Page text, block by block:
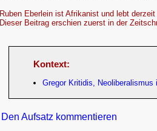
Ruben Eberlein ist Afrikanist und lebt
Dieser Beitrag erschien zuerst in der
Kontext:
Gregor Kritidis,
Den Aufsatz kommentieren